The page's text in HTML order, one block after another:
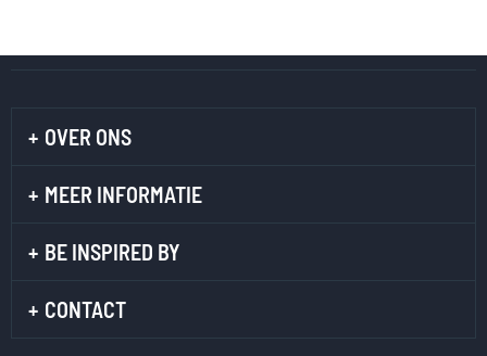
OVER ONS
MEER INFORMATIE
BE INSPIRED BY
CONTACT